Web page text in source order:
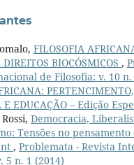
FILOSOFIA
BIOCÓSMICOS ,
de Filosofia: v. 10 n.
PERTENCIMENTO,
E EDUCAÇÃO – Edição
Democracia,
Tensões no pensamento
, Problemata - Revista
5 n. 1 (2014)